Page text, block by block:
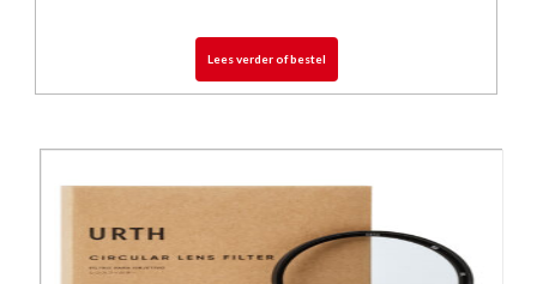
Lees verder of bestel